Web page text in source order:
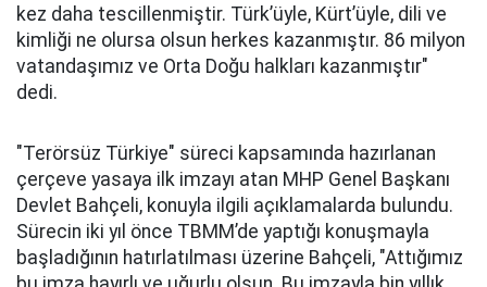
kez daha tescillenmiştir. Türk’üyle, Kürt’üyle, dili ve
kimliği ne olursa olsun herkes kazanmıştır. 86 milyon
vatandaşımız ve Orta Doğu halkları kazanmıştır"
dedi.
"Terörsüz Türkiye" süreci kapsamında hazırlanan
çerçeve yasaya ilk imzayı atan MHP Genel Başkanı
Devlet Bahçeli, konuyla ilgili açıklamalarda bulundu.
Sürecin iki yıl önce TBMM’de yaptığı konuşmayla
başladığının hatırlatılması üzerine Bahçeli, "Attığımız